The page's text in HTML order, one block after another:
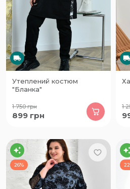
Утеплений костюм
"Бланка"
1 750грн
899 грн
1
26%